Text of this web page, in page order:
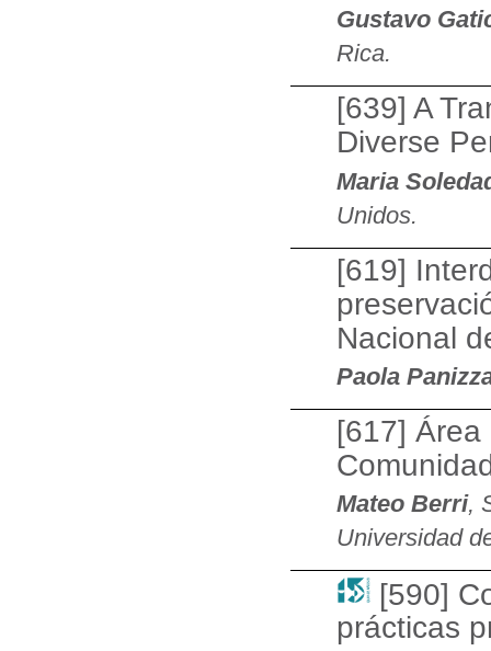
Gustavo
Rica.
[639] A
Diverse
Maria
Unidos.
[619]
Nacional
Paola
[617]
Mateo Berri,
Universidad
[590]
prácticas